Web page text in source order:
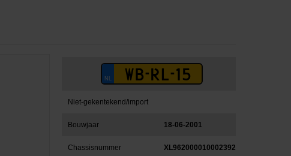
Niet-gekentekend/import
Bouwjaar 18-06-2001
Chassisnummer XL962000010002392